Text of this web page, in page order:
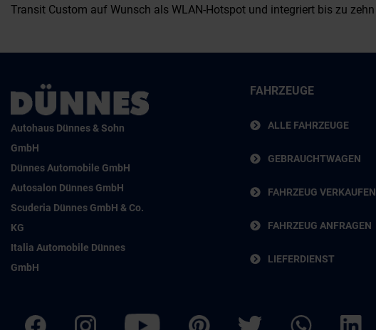
Transit Custom auf Wunsch als WLAN-Hotspot und integriert bis zu zehn
Autohaus Dünnes & Sohn
GmbH
Dünnes Automobile GmbH
Autosalon Dünnes GmbH
Scuderia Dünnes GmbH & Co.
KG
Italia Automobile Dünnes
GmbH
FAHRZEUGE
ALLE FAHRZEUGE
GEBRAUCHTWAGEN
FAHRZEUG VERKAUFEN
FAHRZEUG ANFRAGEN
LIEFERDIENST